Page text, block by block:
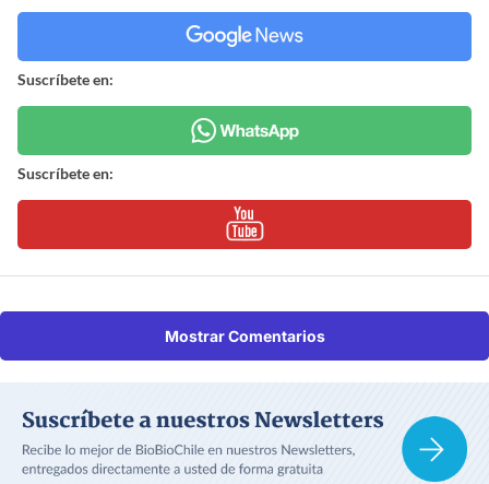
Suscríbete en:
Suscríbete en:
Mostrar Comentarios